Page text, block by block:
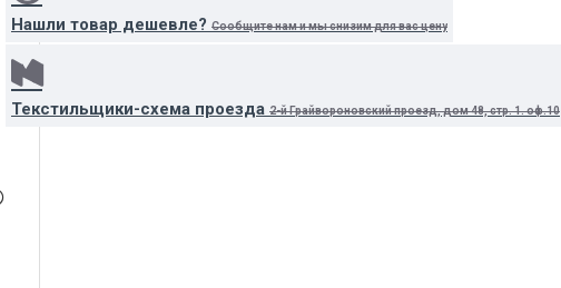
Нашли товар дешевле? Сообщите нам и мы снизим для вас цену
Текстильщики-схема проезда 2-й Грайвороновский проезд, дом 48, стр. 1. оф.10